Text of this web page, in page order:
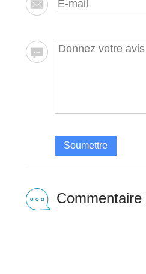
Soumettre
Commentaire